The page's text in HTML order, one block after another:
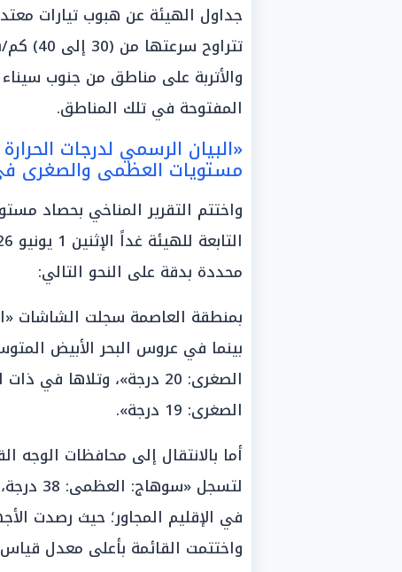
جداول الهيئة عن هبوب تيارات
تتراوح
والأتربة على مناطق من جنوب
المفتوحة في تلك المناطق.
«البيان الرسمي لدرجات
مستويات العظمى والصغرى
واختتم التقرير المناخي بحصاد
محددة بدقة على النحو التالي:
الصغرى: 19 درجة».
أما بالانتقال إلى محافظات الوجه
واختتمت القائمة بأعلى معدل